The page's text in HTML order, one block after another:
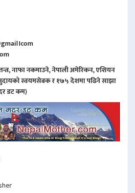
नाफा नकमाउने, नेपाली अमेरिकन, एशियन
स्वयमसेबक र १७५ देशमा पढिने साझा
डट कम)